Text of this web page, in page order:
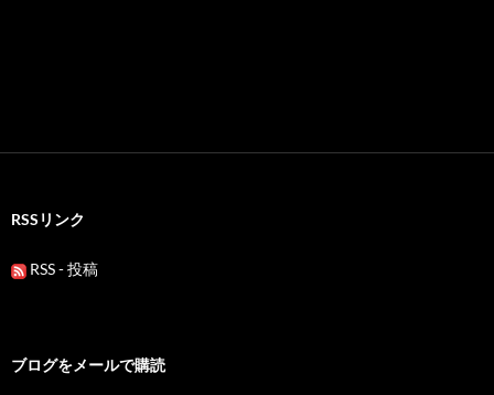
RSSリンク
RSS - 投稿
ブログをメールで購読